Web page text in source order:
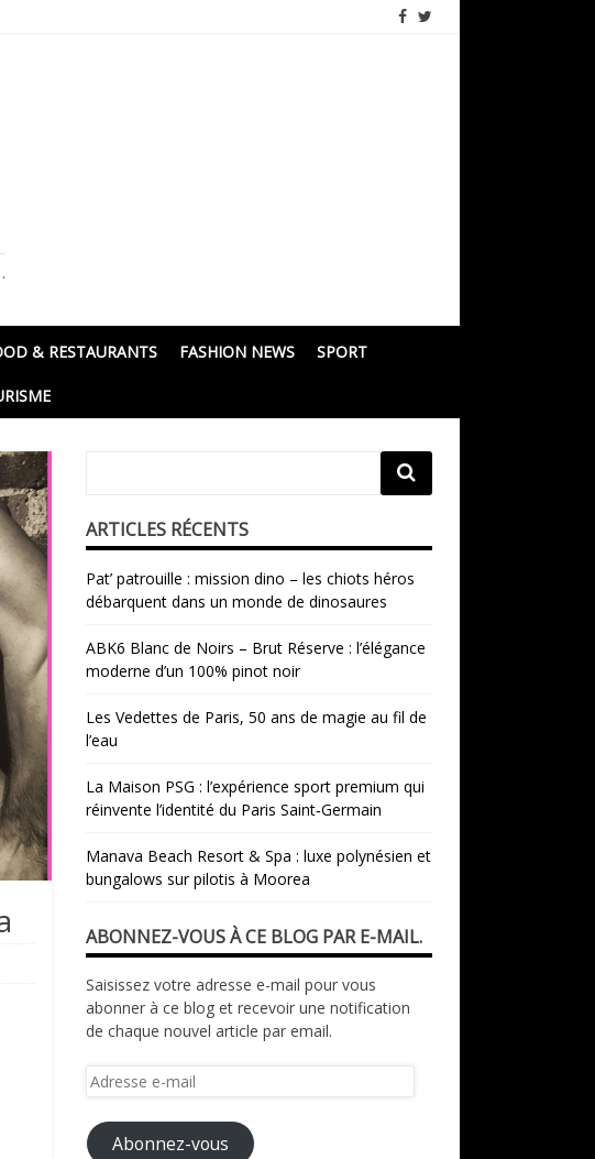
& RESTAURANTS FASHION NEWS SPORT
ARTICLES RÉCENTS
Pat’ patrouille : mission dino – les chiots héros
débarquent dans un monde de dinosaures
ABK6 Blanc de Noirs – Brut Réserve : l’élégance
moderne d’un 100% pinot noir
Les Vedettes de Paris, 50 ans de magie au fil de
l’eau
La Maison PSG : l’expérience sport premium qui
réinvente l’identité du Paris Saint‑Germain
Manava Beach Resort & Spa : luxe polynésien et
bungalows sur pilotis à Moorea
ABONNEZ-VOUS À CE BLOG PAR E-MAIL.
Saisissez votre adresse e-mail pour vous
abonner à ce blog et recevoir une notification
de chaque nouvel article par email.
Adresse
mail
Abonnez-vous